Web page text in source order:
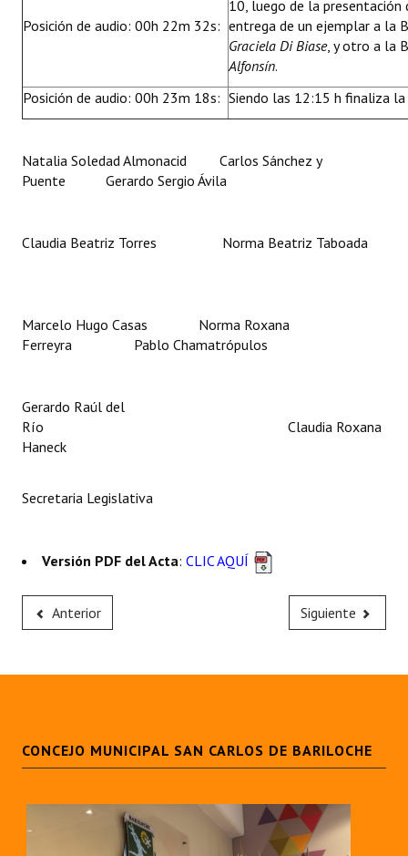
Posición de audio: 00h 22m 32s:
10, luego de la
entrega de un ejemplar a la
Graciela Di Biase, y otro a la
Alfonsín.
Posición de audio: 00h 23m 18s: Siendo las 12:15 h finaliza la
Natalia Soledad Almonacid Carlos Sánchez y
Puente Gerardo Sergio Ávila
Claudia Beatriz Torres Norma Beatriz Taboada
Marcelo Hugo Casas Norma Roxana
Ferreyra Pablo Chamatrópulos
Gerardo Raúl del
Río Claudia Roxana
Haneck
Secretaria Legislativa
Versión PDF del Acta: CLIC AQUÍ
Anterior Siguiente
CONCEJO MUNICIPAL SAN CARLOS DE BARILOCHE